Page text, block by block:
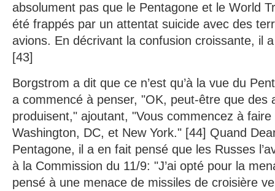
absolument pas que le Pentagone et le World
été frappés par un attentat suicide avec des
avions. En décrivant la confusion croissante, il
[43]
Borgstrom a dit que ce n’est qu’à la vue du
a commencé à penser, "OK, peut-être que des
produisent," ajoutant, "Vous commencez à
Washington, DC, et New York." [44] Quand
Pentagone, il a en fait pensé que les Russes
à la Commission du 11/9: "J’ai opté pour la
pensé à une menace de missiles de croisière